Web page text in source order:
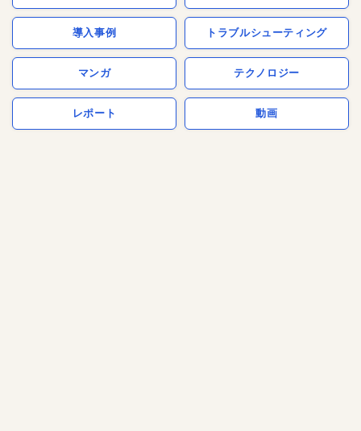
導入事例 トラブルシューティング
マンガ テクノロジー
レポート 動画